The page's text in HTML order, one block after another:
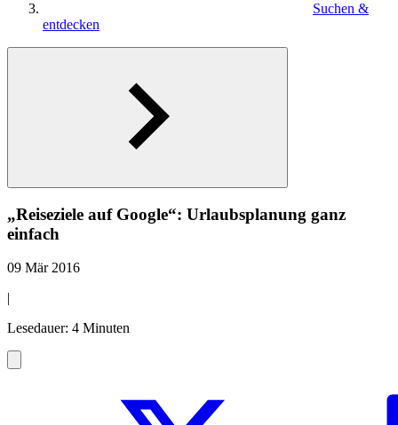
Suchen &
entdecken
„Reiseziele auf Google“: Urlaubsplanung ganz
einfach
09 Mär 2016
|
Lesedauer: 4 Minuten